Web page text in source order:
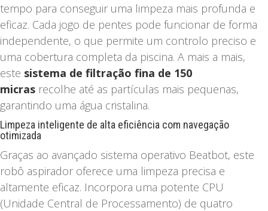
tempo para conseguir uma limpeza mais profunda e
eficaz. Cada jogo de pentes pode funcionar de forma
independente, o que permite um controlo preciso e
uma cobertura completa da piscina. A mais a mais,
este sistema de filtração fina de 150
micras recolhe até as partículas mais pequenas,
garantindo uma água cristalina.
Limpeza inteligente de alta eficiência com navegação
otimizada
Graças ao avançado sistema operativo Beatbot, este
robô aspirador oferece uma limpeza precisa e
altamente eficaz. Incorpora uma potente CPU
(Unidade Central de Processamento) de quatro